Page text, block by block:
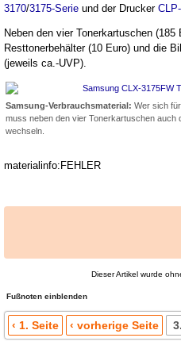
3170/3175-Serie und der Drucker
Neben den vier Tonerkartuschen
Resttonerbehälter (10 Euro) und die
(jeweils ca.-UVP).
Samsung-Verbrauchsmaterial: Wer sich
muss neben den vier Tonerkartuschen auch
wechseln.
materialinfo:FEHLER
Dieser Artikel wurde
Fußnoten
‹ 1. Seite ‹ vorherige Seite 3.